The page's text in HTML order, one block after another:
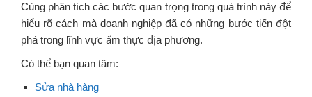
Cùng phân tích các bước quan trọng trong quá trình này để
hiểu rõ cách mà doanh nghiệp đã có những bước tiến đột
phá trong lĩnh vực ẩm thực địa phương.
Có thể bạn quan tâm:
Sửa nhà hàng